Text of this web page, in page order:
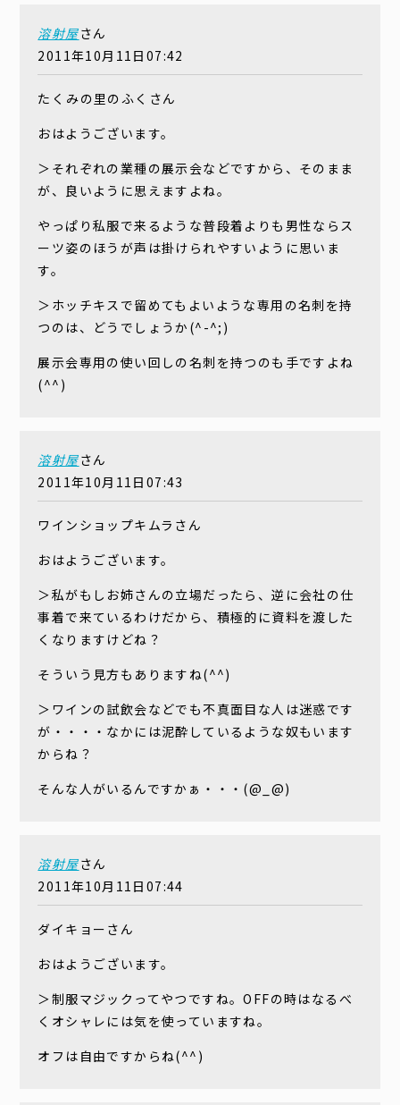
溶射屋さん
2011年10月11日07:42
たくみの里のふくさん
おはようございます。
＞それぞれの業種の展示会などですから、そのまま
が、良いように思えますよね。
やっぱり私服で来るような普段着よりも男性ならス
ーツ姿のほうが声は掛けられやすいように思いま
す。
＞ホッチキスで留めてもよいような専用の名刺を持
つのは、どうでしょうか(^-^;)
展示会専用の使い回しの名刺を持つのも手ですよね
(^^)
溶射屋さん
2011年10月11日07:43
ワインショップキムラさん
おはようございます。
＞私がもしお姉さんの立場だったら、逆に会社の仕
事着で来ているわけだから、積極的に資料を渡した
くなりますけどね？
そういう見方もありますね(^^)
＞ワインの試飲会などでも不真面目な人は迷惑です
が・・・・なかには泥酔しているような奴もいます
からね？
そんな人がいるんですかぁ・・・(@_@)
溶射屋さん
2011年10月11日07:44
ダイキョーさん
おはようございます。
＞制服マジックってやつですね。OFFの時はなるべ
くオシャレには気を使っていますね。
オフは自由ですからね(^^)